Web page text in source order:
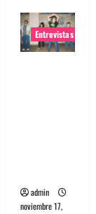
Entrevistas
admin
noviembre 17,